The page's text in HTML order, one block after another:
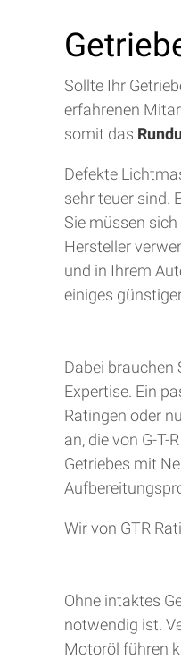
Sollte Ihr
erfahrenen
somit das
Defekte
sehr teuer sind.
Sie müssen
Hersteller
und in Ihrem
einiges
Dabei brauchen
Expertise. Ein
Ratingen oder
an, die von G-
Getriebes mit
Wir von GTR
Ohne intaktes
notwendig ist.
Motoröl führen